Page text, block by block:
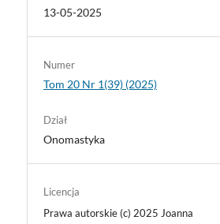
13-05-2025
Numer
Tom 20 Nr 1(39) (2025)
Dział
Onomastyka
Licencja
Prawa autorskie (c) 2025 Joanna